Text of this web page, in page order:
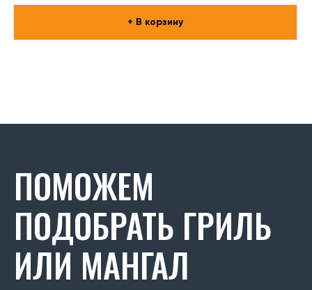
+ В корзину
ПОМОЖЕМ
ПОДОБРАТЬ ГРИЛЬ
ИЛИ МАНГАЛ